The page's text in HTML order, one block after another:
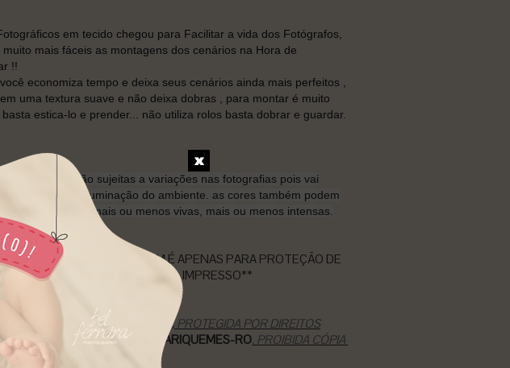
em tecido chegou para Facilitar a vida dos Fotógrafos,
mais fáceis as montagens dos cenários na Hora de
!!
economiza tempo e deixa seus cenários ainda mais perfeitos ,
uma textura suave e não deixa dobras , para montar é muito
estica-lo e prender... não utiliza rolos basta dobrar e guardar.
dos fundos estão sujeitas a variações nas fotografias pois vai
da camera, da iluminação do ambiente. as cores também podem
de serem mais ou menos vivas, mais ou menos intensas.
E LOGO NA IMAGEM É APENAS PARA PROTEÇÃO DE
ARTES , NÃO VEM NO MATERIAL IMPRESSO**
BABY PROPS BRASIL, PROTEGIDA POR DIREITOS
E RESTRITA A VENDA PARA ARIQUEMES-RO. PROIBIDA CÓPIA
**